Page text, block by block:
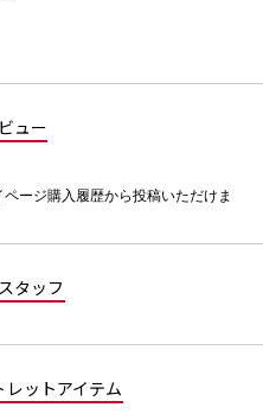
ュー
ージ購入履歴から投稿いただけま
タッフ
ットアイテム